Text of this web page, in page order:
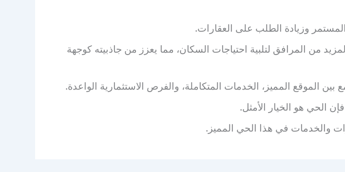
وزيادة الطلب على العقارات.
من المرافق لتلبية احتياجات السكان، مما يعزز من جاذبيته كوجهة
الموقع المميز، الخدمات المتكاملة، والفرص الاستثمارية الواعدة.
الحي هو الخيار الأمثل.
والخدمات في هذا الحي المميز.